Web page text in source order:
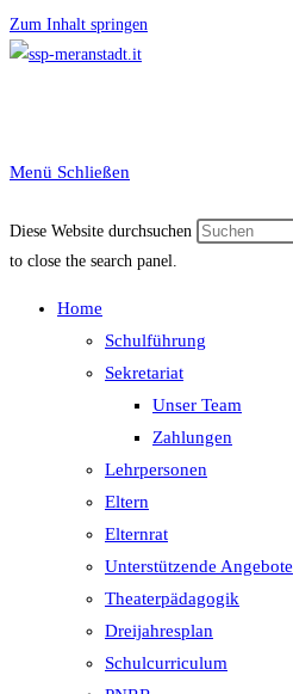
Zum Inhalt springen
Menü Schließen
Diese Website durchsuchen
to close the search panel.
Home
Schulführung
Sekretariat
Unser Team
Zahlungen
Lehrpersonen
Eltern
Elternrat
Unterstützende Angebote
Theaterpädagogik
Dreijahresplan
Schulcurriculum